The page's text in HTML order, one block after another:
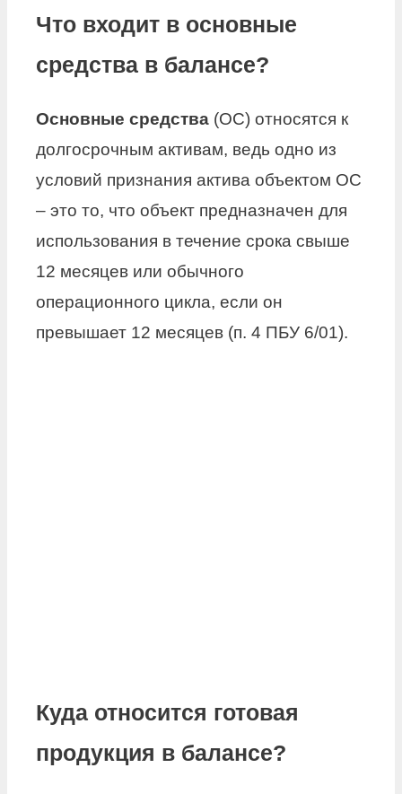
Что входит в основные
средства в балансе?
Основные средства (ОС) относятся к
долгосрочным активам, ведь одно из
условий признания актива объектом ОС
– это то, что объект предназначен для
использования в течение срока свыше
12 месяцев или обычного
операционного цикла, если он
превышает 12 месяцев (п. 4 ПБУ 6/01).
Куда относится готовая
продукция в балансе?